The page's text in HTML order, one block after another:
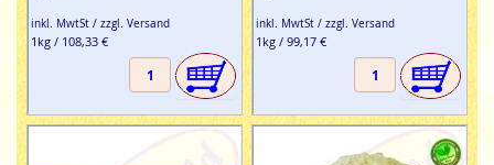
inkl. MwtSt / zzgl. Versand
1kg / 108,33 €
inkl. MwtSt / zzgl. Versand
1kg / 99,17 €